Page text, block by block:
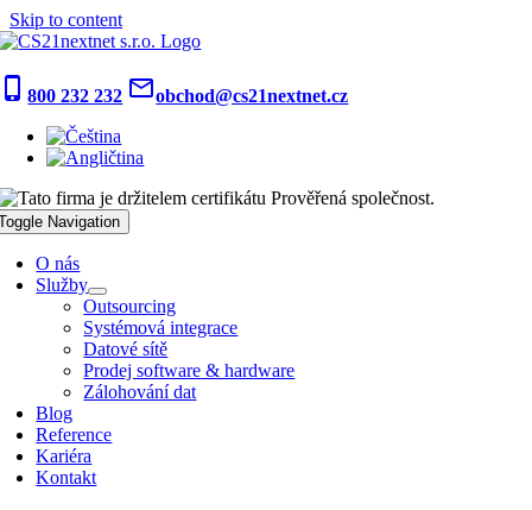
Skip to content
phone_iphone800 232 232 mail_outlineobchod@cs21nextnet.cz
Navigation
O nás
Služby
Outsourcing
Systémová integrace
Datové sítě
Prodej software & hardware
Zálohování dat
Blog
Reference
Kariéra
Kontakt